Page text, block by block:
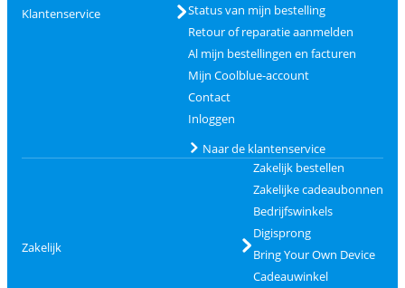
Klantenservice
Status van mijn bestelling
Retour of reparatie aanmelden
Al mijn bestellingen en facturen
Mijn Coolblue-account
Contact
Inloggen
Naar de klantenservice
Zakelijk
Zakelijk bestellen
Zakelijke cadeaubonnen
Bedrijfswinkels
Digisprong
Bring Your Own Device
Cadeauwinkel